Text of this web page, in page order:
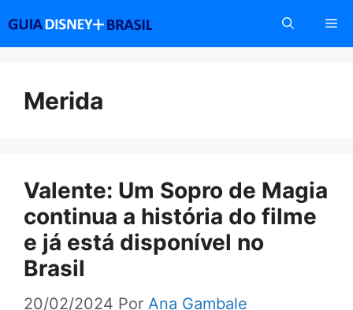
conteúdo
Merida
Valente: Um Sopro de Magia
continua a história do filme
e já está disponível no
Brasil
20/02/2024 Por Ana Gambale